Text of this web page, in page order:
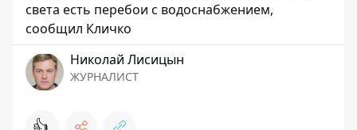
света есть перебои с водоснабжением,
сообщил Кличко
Николай Лисицын
ЖУРНАЛИСТ